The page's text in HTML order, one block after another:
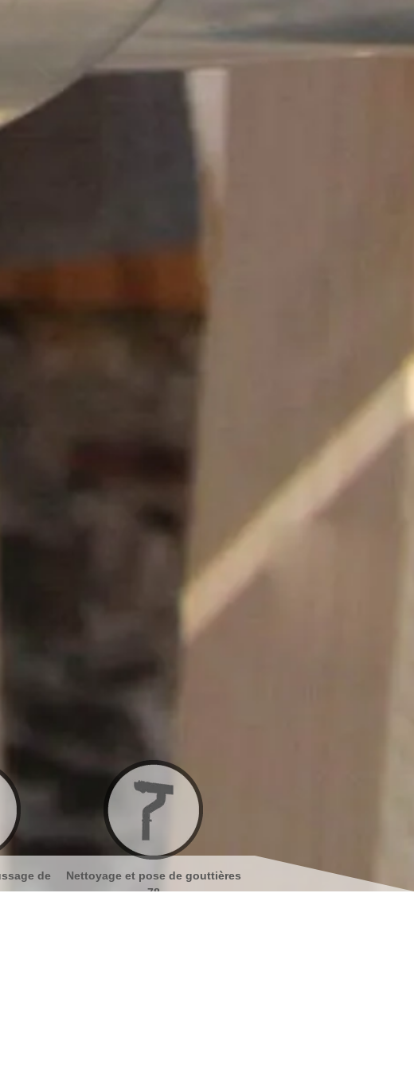
de gouttières
78
Nettoyage et ravalement de
façades 78
Peinture sur